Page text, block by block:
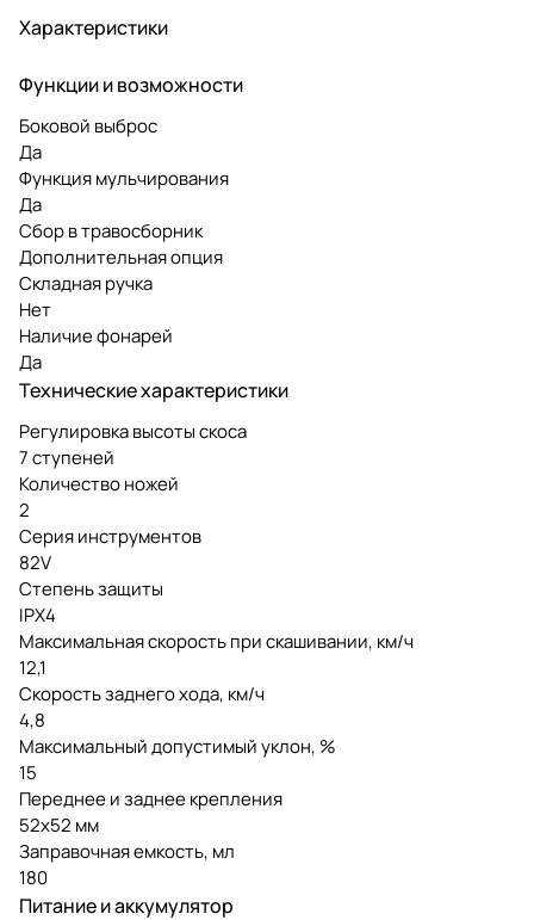
Характеристики
Функции и возможности
Боковой выброс
Да
Функция мульчирования
Да
Сбор в травосборник
Дополнительная опция
Складная ручка
Нет
Наличие фонарей
Да
Технические характеристики
Регулировка высоты скоса
7 ступеней
Количество ножей
2
Серия инструментов
82V
Степень защиты
IPX4
Максимальная скорость при скашивании, км/ч
12,1
Скорость заднего хода, км/ч
4,8
Максимальный допустимый уклон, %
15
Переднее и заднее крепления
52х52 мм
Заправочная емкость, мл
180
Питание и аккумулятор